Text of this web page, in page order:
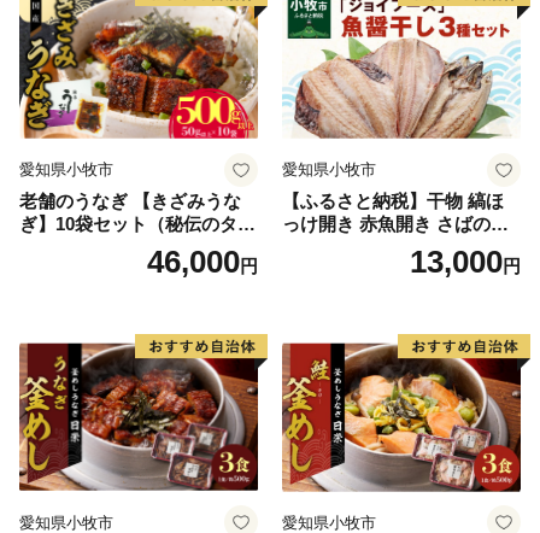
愛知県小牧市
老舗のうなぎ 【きざみうな
ぎ】10袋セット（秘伝のタレ
46,000円
愛知県小牧市
【ふるさと納税】干物 縞ほ
っけ開き 赤魚開き さばの開
き 魚醤干し 3種 セット 詰め
合わせ 魚 おかず 肉厚 おいし
取り寄せグルメ 魚醤 ナンプ
ラー 愛知県 小牧市 冷凍 送料
無料
13,000円
愛知県小牧市 愛知県小牧市